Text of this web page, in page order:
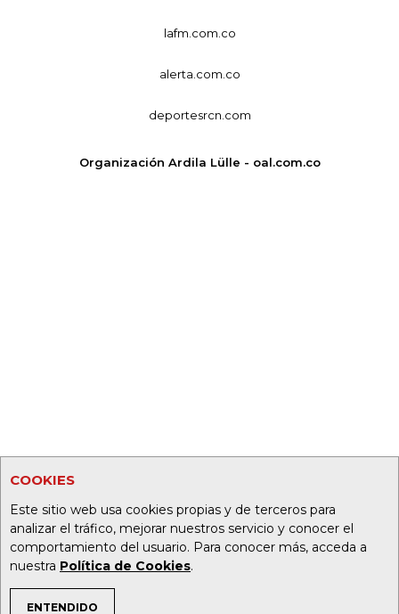
COOKIES
Este sitio web usa cookies propias y de terceros para
analizar el tráfico, mejorar nuestros servicio y conocer el
comportamiento del usuario. Para conocer más, acceda a
nuestra Política de Cookies.
ENTENDIDO
lafm.com.co
alerta.com.co
deportesrcn.com
Organización Ardila Lülle - oal.com.co